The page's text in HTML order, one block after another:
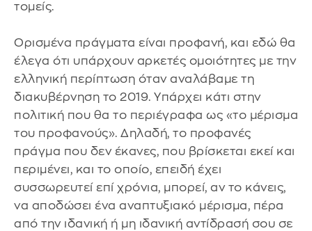
τομείς.
Ορισμένα πράγματα είναι προφανή, και εδώ θα
έλεγα ότι υπάρχουν αρκετές ομοιότητες με την
ελληνική περίπτωση όταν αναλάβαμε τη
διακυβέρνηση το 2019. Υπάρχει κάτι στην
πολιτική που θα το περιέγραφα ως «το μέρισμα
του προφανούς». Δηλαδή, το προφανές
πράγμα που δεν έκανες, που βρίσκεται εκεί και
περιμένει, και το οποίο, επειδή έχει
συσσωρευτεί επί χρόνια, μπορεί, αν το κάνεις,
να αποδώσει ένα αναπτυξιακό μέρισμα, πέρα
από την ιδανική ή μη ιδανική αντίδρασή σου σε